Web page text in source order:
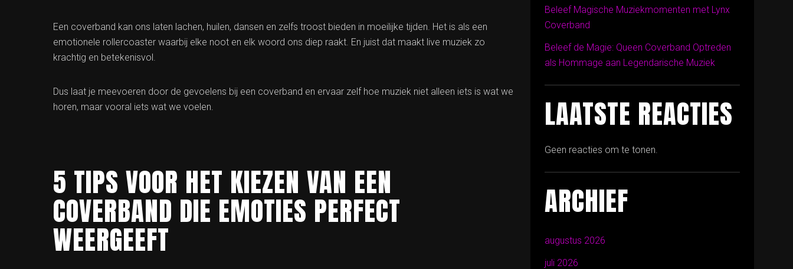
Een coverband kan ons laten lachen, huilen, dansen en zelfs troost bieden in moeilijke tijden. Het is als een
emotionele rollercoaster waarbij elke noot en elk woord ons diep raakt. En juist dat maakt live muziek zo
krachtig en betekenisvol.
Dus laat je meevoeren door de gevoelens bij een coverband en ervaar zelf hoe muziek niet alleen iets is wat we
horen, maar vooral iets wat we voelen.
5 TIPS VOOR HET KIEZEN VAN EEN
COVERBAND DIE EMOTIES PERFECT
WEERGEEFT
Beleef Magische Muziekmomenten met Lynx
Coverband
Beleef de Magie: Queen Coverband Optreden
als Hommage aan Legendarische Muziek
LAATSTE REACTIES
Geen reacties om te tonen.
ARCHIEF
augustus 2026
juli 2026